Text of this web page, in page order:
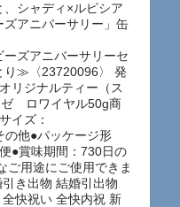
シャディ×ルピシア
アニバーサリー」缶
ズアニバーサリーセ
り≫〈23720096〉 発
リジナルティー（ス
ゼ ロワイヤル50g商
イズ：
他●パッケージ形
●賞味期間：730日の
ご用途にご使用できま
き出物 結婚引出物
快祝い 全快内祝 新